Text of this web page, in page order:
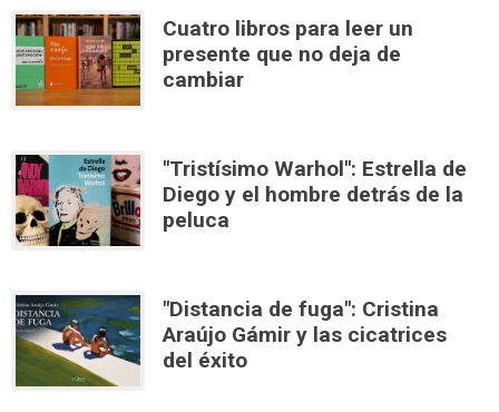
Cuatro libros para leer un
presente que no deja de
cambiar
"Tristísimo Warhol": Estrella de
Diego y el hombre detrás de la
peluca
"Distancia de fuga": Cristina
Araújo Gámir y las cicatrices
del éxito